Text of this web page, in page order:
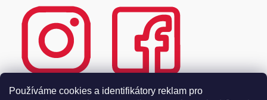
Používáme cookies a identifikátory reklam pro